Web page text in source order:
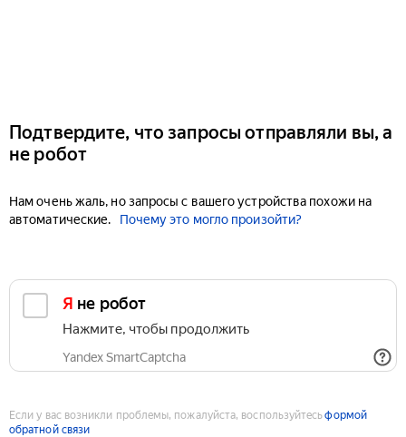
Подтвердите, что запросы отправляли вы, а
не робот
Нам очень жаль, но запросы с вашего устройства похожи на
автоматические.
Почему это могло произойти?
Я не робот
Нажмите, чтобы продолжить
Yandex SmartCaptcha
Если у вас возникли проблемы, пожалуйста, воспользуйтесьформой
обратной связи